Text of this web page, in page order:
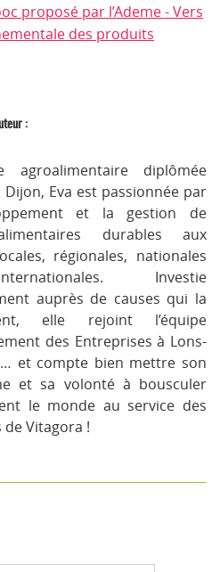
proposé par l’Ademe - Vers
des produits
:
agroalimentaire diplômée
Dijon, Eva est passionnée par
et la gestion de
durables aux
régionales, nationales
Investie
auprès de causes qui la
elle rejoint l’équipe
des Entreprises à Lons-
et compte bien mettre son
et sa volonté à bousculer
le monde au service des
Vitagora !